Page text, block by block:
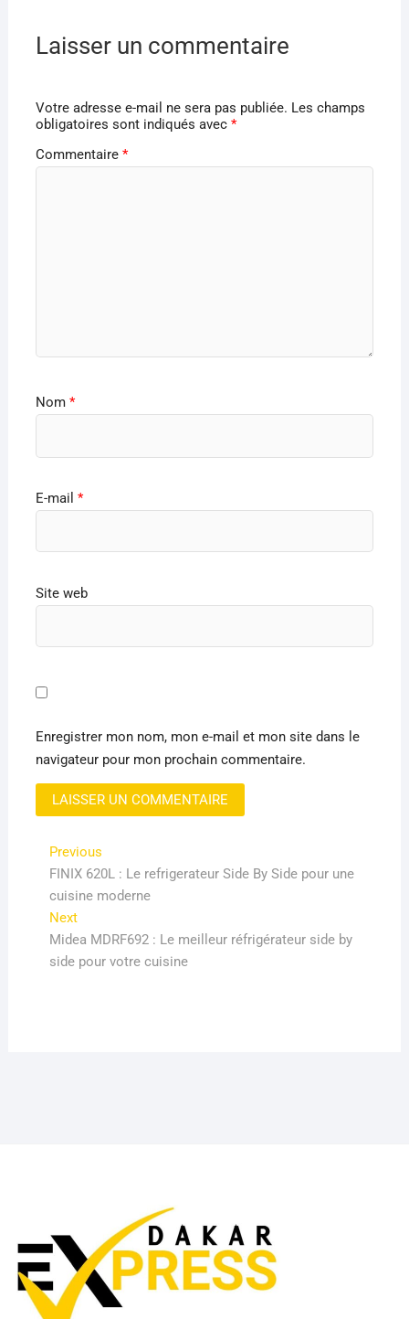
Laisser un commentaire
Votre adresse e-mail ne sera pas publiée. Les champs
obligatoires sont indiqués avec *
Commentaire *
Nom *
E-mail *
Site web
Enregistrer mon nom, mon e-mail et mon site dans le
navigateur pour mon prochain commentaire.
Navigation
de
l’article
PreviousPrevious
post:
FINIX 620L : Le refrigerateur Side By Side pour une
cuisine moderne
NextNext
post:
Midea MDRF692 : Le meilleur réfrigérateur side by
side pour votre cuisine